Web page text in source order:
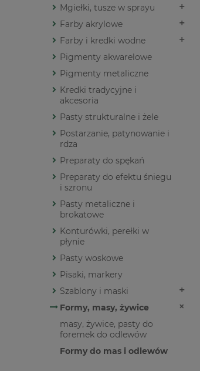
Mgiełki, tusze w sprayu
Farby akrylowe
Farby i kredki wodne
Pigmenty akwarelowe
Pigmenty metaliczne
Kredki tradycyjne i
akcesoria
Pasty strukturalne i żele
Postarzanie, patynowanie i
rdza
Preparaty do spękań
Preparaty do efektu śniegu
i szronu
Pasty metaliczne i
brokatowe
Konturówki, perełki w
płynie
Pasty woskowe
Pisaki, markery
Szablony i maski
Formy, masy, żywice
masy, żywice, pasty do
foremek do odlewów
Formy do mas i odlewów